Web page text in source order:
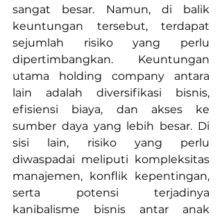
sangat besar. Namun, di balik
keuntungan tersebut, terdapat
sejumlah risiko yang perlu
dipertimbangkan. Keuntungan
utama holding company antara
lain adalah diversifikasi bisnis,
efisiensi biaya, dan akses ke
sumber daya yang lebih besar. Di
sisi lain, risiko yang perlu
diwaspadai meliputi kompleksitas
manajemen, konflik kepentingan,
serta potensi terjadinya
kanibalisme bisnis antar anak